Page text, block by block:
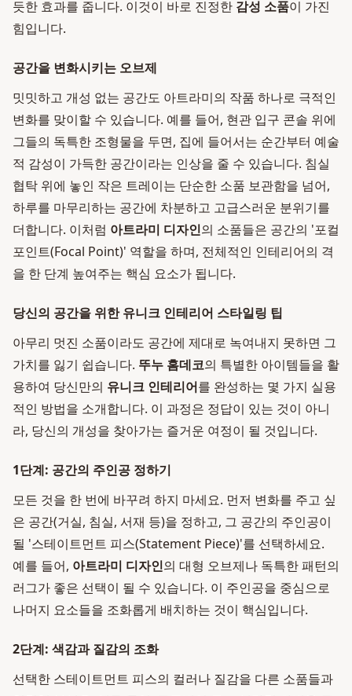
듯한 효과를 줍니다. 이것이 바로 진정한 감성 소품이 가진
힘입니다.
공간을 변화시키는 오브제
밋밋하고 개성 없는 공간도 아트라미의 작품 하나로 극적인
변화를 맞이할 수 있습니다. 예를 들어, 현관 입구 콘솔 위에
그들의 독특한 조형물을 두면, 집에 들어서는 순간부터 예술
적 감성이 가득한 공간이라는 인상을 줄 수 있습니다. 침실
협탁 위에 놓인 작은 트레이는 단순한 소품 보관함을 넘어,
하루를 마무리하는 공간에 차분하고 고급스러운 분위기를
더합니다. 이처럼 아트라미 디자인의 소품들은 공간의 '포컬
포인트(Focal Point)' 역할을 하며, 전체적인 인테리어의 격
을 한 단계 높여주는 핵심 요소가 됩니다.
당신의 공간을 위한 유니크 인테리어 스타일링 팁
아무리 멋진 소품이라도 공간에 제대로 녹여내지 못하면 그
가치를 잃기 쉽습니다. 뚜누 홈데코의 특별한 아이템들을 활
용하여 당신만의 유니크 인테리어를 완성하는 몇 가지 실용
적인 방법을 소개합니다. 이 과정은 정답이 있는 것이 아니
라, 당신의 개성을 찾아가는 즐거운 여정이 될 것입니다.
1단계: 공간의 주인공 정하기
모든 것을 한 번에 바꾸려 하지 마세요. 먼저 변화를 주고 싶
은 공간(거실, 침실, 서재 등)을 정하고, 그 공간의 주인공이
될 '스테이트먼트 피스(Statement Piece)'를 선택하세요.
예를 들어, 아트라미 디자인의 대형 오브제나 독특한 패턴의
러그가 좋은 선택이 될 수 있습니다. 이 주인공을 중심으로
나머지 요소들을 조화롭게 배치하는 것이 핵심입니다.
2단계: 색감과 질감의 조화
선택한 스테이트먼트 피스의 컬러나 질감을 다른 소품들과